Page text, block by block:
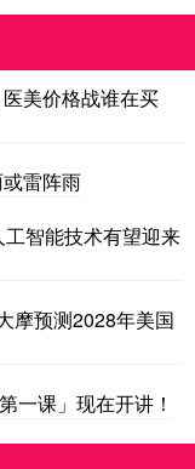
美价格战谁在买
雷阵雨
智能技术有望迎来
摩预测2028年美国
一课」现在开讲！